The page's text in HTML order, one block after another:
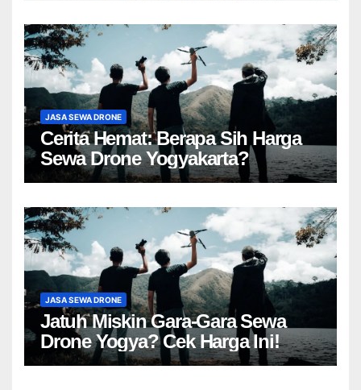
JASA SEWA DRONE
Cerita Hemat: Berapa Sih Harga
Sewa Drone Yogyakarta?
JASA SEWA DRONE
Jatuh Miskin Gara-Gara Sewa
Drone Yogya? Cek Harga Ini!